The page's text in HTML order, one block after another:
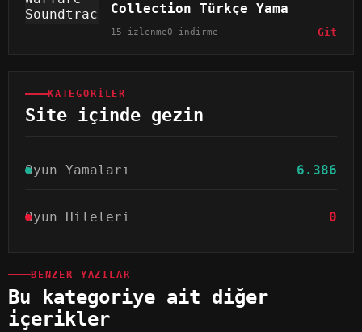
Collection Türkçe Yama
15 izlenme0 indirme Git
KATEGORILER
Site içinde gezin
Oyun Yamaları 6.386
Oyun Hileleri 0
BENZER YAZILAR
Bu kategoriye ait diğer
içerikler